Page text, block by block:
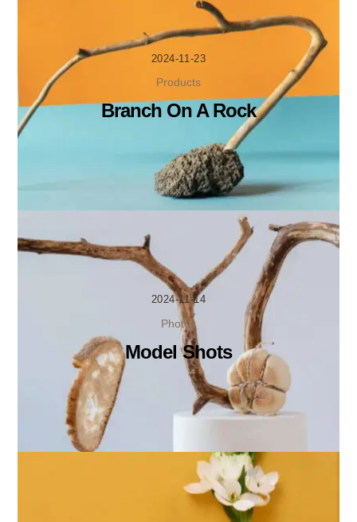
2024-11-23
Products
Branch On A Rock
2024-11-14
Photos
Model Shots